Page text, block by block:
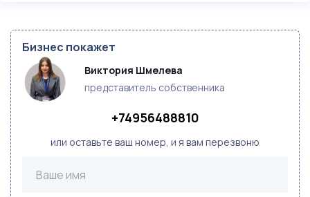
Бизнес покажет
Виктория Шмелева
представитель собственника
+74956488810
или оставьте ваш номер, и я вам перезвоню